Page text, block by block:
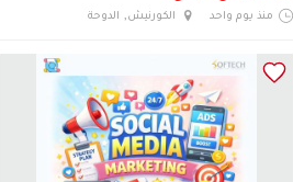
منذ يوم واحد الكورنيش, الدوحة